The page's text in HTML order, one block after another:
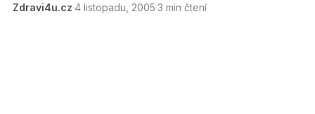
Zdravi4u.cz·4 listopadu, 2005·3 min čtení